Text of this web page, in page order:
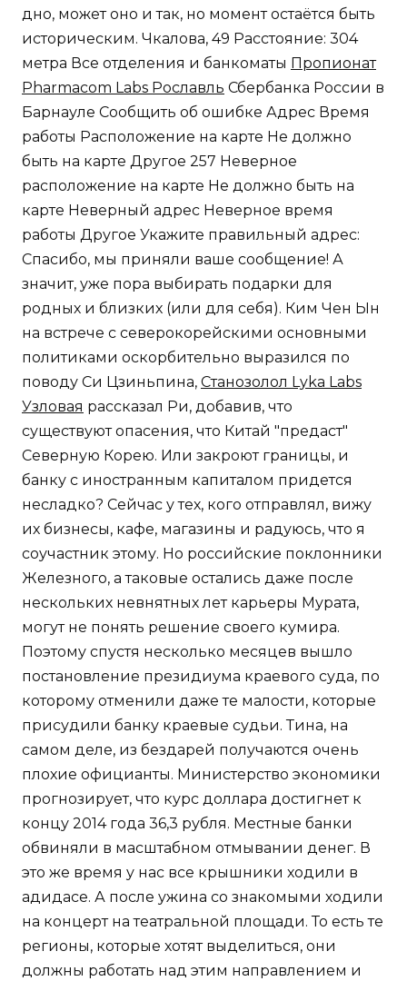
дно, может оно и так, но момент остаётся быть
историческим. Чкалова, 49 Расстояние: 304
метра Все отделения и банкоматы Пропионат
Pharmacom Labs Рославль Сбербанка России в
Барнауле Сообщить об ошибке Адрес Время
работы Расположение на карте Не должно
быть на карте Другое 257 Неверное
расположение на карте Не должно быть на
карте Неверный адрес Неверное время
работы Другое Укажите правильный адрес:
Спасибо, мы приняли ваше сообщение! А
значит, уже пора выбирать подарки для
родных и близких (или для себя). Ким Чен Ын
на встрече с северокорейскими основными
политиками оскорбительно выразился по
поводу Си Цзиньпина, Станозолол Lyka Labs
Узловая рассказал Ри, добавив, что
существуют опасения, что Китай "предаст"
Северную Корею. Или закроют границы, и
банку с иностранным капиталом придется
несладко? Сейчас у тех, кого отправлял, вижу
их бизнесы, кафе, магазины и радуюсь, что я
соучастник этому. Но российские поклонники
Железного, а таковые остались даже после
нескольких невнятных лет карьеры Мурата,
могут не понять решение своего кумира.
Поэтому спустя несколько месяцев вышло
постановление президиума краевого суда, по
которому отменили даже те малости, которые
присудили банку краевые судьи. Тина, на
самом деле, из бездарей получаются очень
плохие официанты. Министерство экономики
прогнозирует, что курс доллара достигнет к
концу 2014 года 36,3 рубля. Местные банки
обвиняли в масштабном отмывании денег. В
это же время у нас все крышники ходили в
адидасе. А после ужина со знакомыми ходили
на концерт на театральной площади. То есть те
регионы, которые хотят выделиться, они
должны работать над этим направлением и